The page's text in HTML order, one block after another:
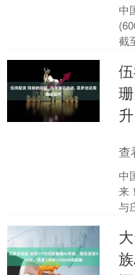
中
截
升
查
中
来
与
厚